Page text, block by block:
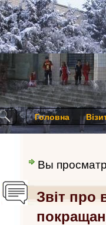
Головна
Вы
Звіт про